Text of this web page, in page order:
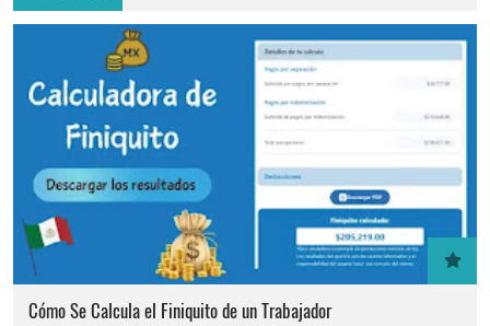
Cómo Se Calcula el Finiquito de un Trabajador